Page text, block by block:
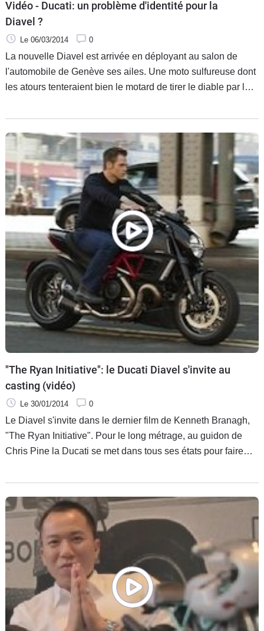
Vidéo - Ducati: un problème d'identité pour la
Diavel ?
Le 06/03/2014 0
La nouvelle Diavel est arrivée en déployant au salon de
l'automobile de Genève ses ailes. Une moto sulfureuse dont
les atours tenteraient bien le motard de tirer le diable par la
train d'enfer.
"The Ryan Initiative": le Ducati Diavel s'invite au
casting (vidéo)
Le 30/01/2014 0
Le Diavel s'invite dans le dernier film de Kenneth Branagh,
"The Ryan Initiative". Pour le long métrage, au guidon de
Chris Pine la Ducati se met dans tous ses états pour faire